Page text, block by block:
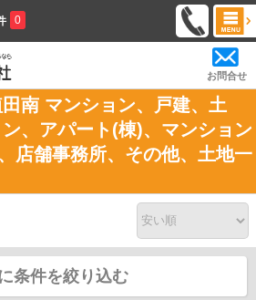
0
お問合せ
南 マンション、戸建、土
、アパート(棟)、マンション
店舗事務所、その他、土地一
条件を絞り込む